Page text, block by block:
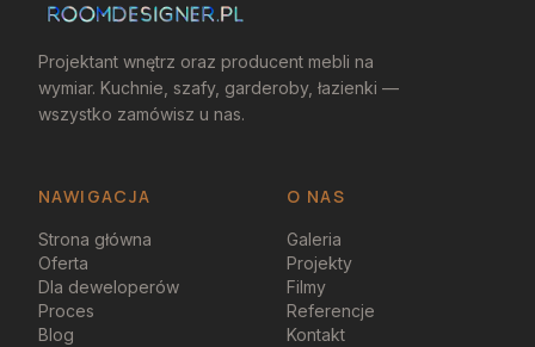
Projektant wnętrz oraz producent mebli na
wymiar. Kuchnie, szafy, garderoby, łazienki —
wszystko zamówisz u nas.
NAWIGACJA O NAS
Strona główna
Oferta
Dla deweloperów
Proces
Blog
Galeria
Projekty
Filmy
Referencje
Kontakt